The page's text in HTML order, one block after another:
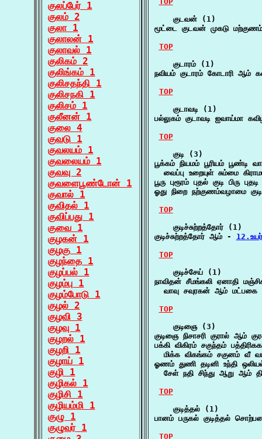
குலப்பேர் 1
குலம் 2
குலா 1
குலாலன் 1
குலாவல் 1
குலிகம் 2
குலிங்கம் 1
குலிசதந்தி 1
குலிசநகி 1
குலிசம் 1
குலீனன் 1
குலை 4
குவடு 1
குவலயம் 1
குவலையம் 1
குவவு 2
குவளைபூண்டோன் 1
குவால் 1
குவிதல் 1
குவிப்பது 1
குவை 1
குழகன் 1
குழகு 1
குழந்தை 1
குழப்பல் 1
குழம்பு 1
குழம்போடு 1
குழல் 2
குழவி 3
குழவு 1
குழறல் 1
குழறி 1
குழாய் 1
குழி 1
குழிகல் 1
குழிசி 1
குழியம்மி 1
குழு 1
குழுவர் 1
    குடவன் (1)
மூட்டை குடவன் முகடு
TOP
    குடாரம் (1)
நவியம் குடாரம் கோடாரி
TOP
    குடாவடி (1)
பல்லுகம் குடாவடி ஐவாய்மா
TOP
    குடி (3)
பூக்கம் நியமம் பூரியம் பூண்டி
வைப்பு உறையுள் சும்மை
பூரு புரூரம் புதல் குடி பிரு
ஓது நிறை நற்குணம்வழாமை
TOP
    குடிச்சுற்றத்தோர் (1)
குடிச்சுற்றத்தோர் ஆம் -
TOP
    குடிச்சேய் (1)
நாவிதன் சீமங்கலி ஏனாதி
வாவு சவுரகன் ஆம்
TOP
    குடிஞை (3)
குடிஞை நிசாசரி குரால் ஆம்
பக்கி விகிரம் சகுந்தம்
மிக்க விகங்கம் சகுனம் வீ
ஓணம் துணி தடினி உந்தி
சேள் நதி சிந்து ஆறு ஆம்
TOP
    குடித்தல் (1)
பானம் பருகல் குடித்தல்
TOP